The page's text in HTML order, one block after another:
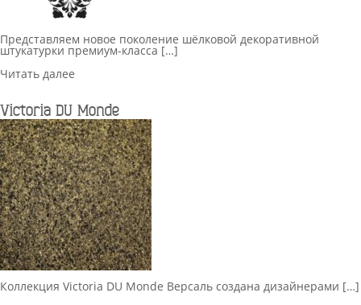
Представляем новое поколение шёлковой декоративной
штукатурки премиум-класса […]
Читать далее
Victoria DU Monde
Коллекция Victoria DU Monde Версаль создана дизайнерами […]